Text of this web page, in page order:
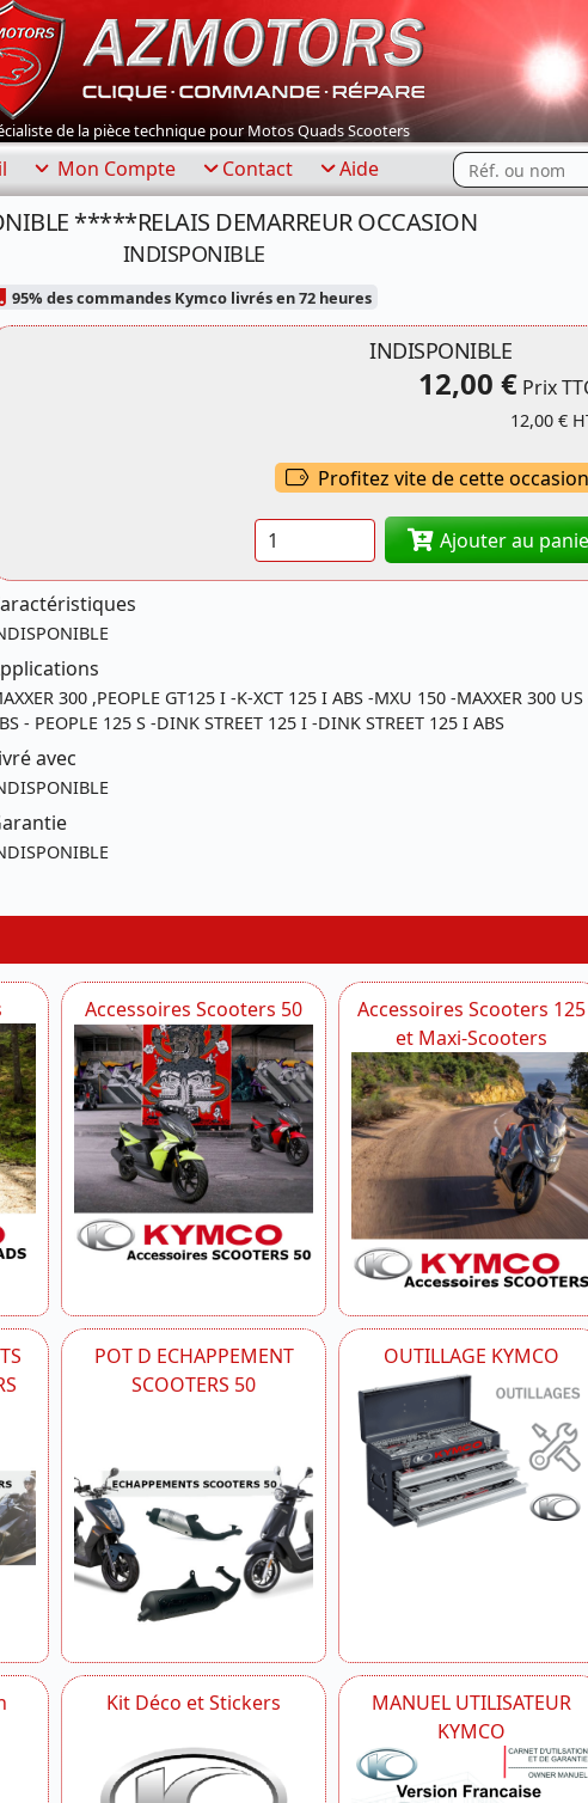
de la pièce technique pour Motos Quads Scooters
Mon Compte Contact Aide Rechercher...
*****RELAIS DEMARREUR OCCASION
INDISPONIBLE
95% des commandes Kymco livrés en 72 heures
INDISPONIBLE
12,00 € Prix
12,00 €
Profitez vite de cette occasion
Quantité Ajouter au
300 ,PEOPLE GT125 I -K-XCT 125 I ABS -MXU 150 -MAXXER 300
- PEOPLE 125 S -DINK STREET 125 I -DINK STREET 125 I ABS
avec
Accessoires Scooters 50
Accessoires Scooters 125
et Maxi-Scooters
POT D ECHAPPEMENT
SCOOTERS 50
OUTILLAGE KYMCO
Kit Déco et Stickers
MANUEL UTILISATEUR
KYMCO